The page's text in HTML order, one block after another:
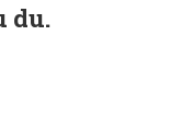
du.